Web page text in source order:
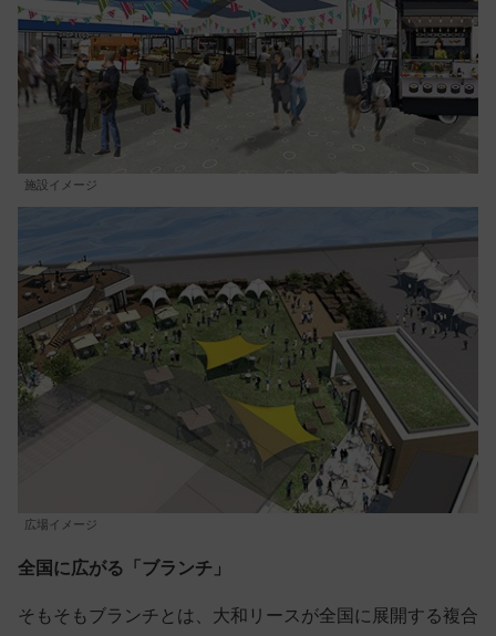
施設イメージ
広場イメージ
全国に広がる「ブランチ」
そもそもブランチとは、大和リースが全国に展開する複合